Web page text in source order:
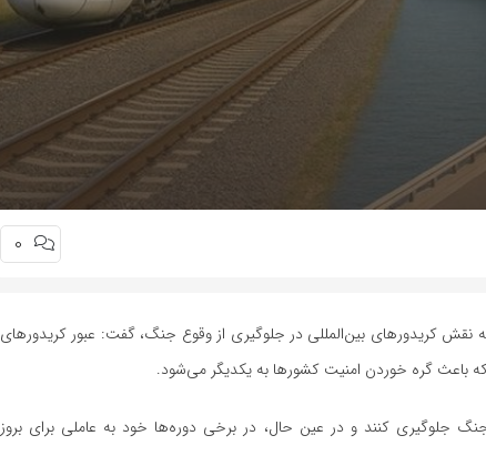
0
نقش کریدورهای بین‌المللی در جلوگیری از وقوع جنگ، گفت: عبور کریدورهای
باعث گره خوردن امنیت کشورها به یکدیگر می‌شود.
جلوگیری کنند و در عین حال، در برخی دوره‌ها خود به عاملی برای بروز